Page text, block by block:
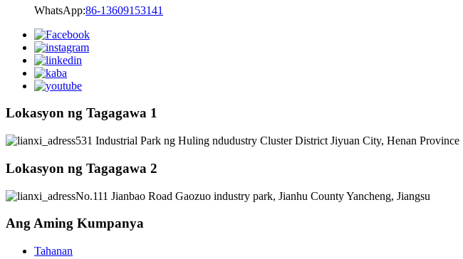
WhatsApp:86-13609153141
Lokasyon ng Tagagawa 1
531 Industrial Park ng Huling ndudustry Cluster District Jiyuan City, Henan Province
Lokasyon ng Tagagawa 2
No.111 Jianbao Road Gaozuo industry park, Jianhu County Yancheng, Jiangsu
Ang Aming Kumpanya
Tahanan